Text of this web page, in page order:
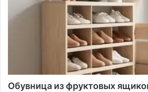
Обувница из фруктовых